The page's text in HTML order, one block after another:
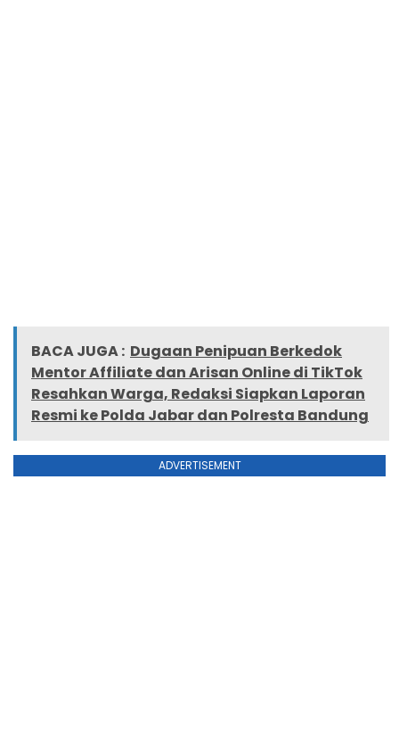
BACA JUGA : Dugaan Penipuan Berkedok
Mentor Affiliate dan Arisan Online di TikTok
Resahkan Warga, Redaksi Siapkan Laporan
Resmi ke Polda Jabar dan Polresta Bandung
ADVERTISEMENT